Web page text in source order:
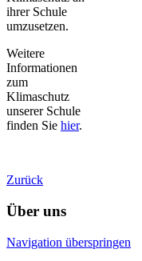
ihrer Schule
umzusetzen.
Weitere
Informationen
zum
Klimaschutz
unserer Schule
finden Sie hier.
Zurück
Über uns
Navigation überspringen